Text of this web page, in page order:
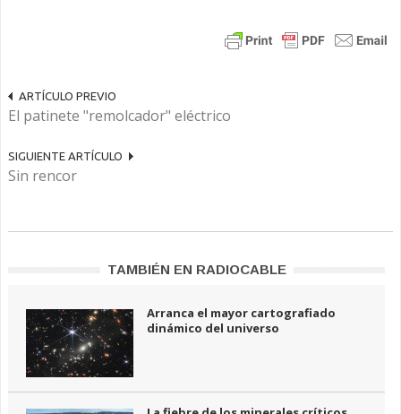
ARTÍCULO PREVIO
El patinete "remolcador" eléctrico
SIGUIENTE ARTÍCULO
Sin rencor
TAMBIÉN EN RADIOCABLE
Arranca el mayor cartografiado
dinámico del universo